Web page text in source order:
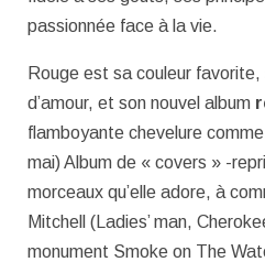
passionnée face à la vie.
Rouge est sa couleur
d’amour, et son nouvel album
flamboyante chevelure
mai) Album de « covers » -
morceaux qu’elle adore, à
Mitchell (Ladies’ man,
monument Smoke on The